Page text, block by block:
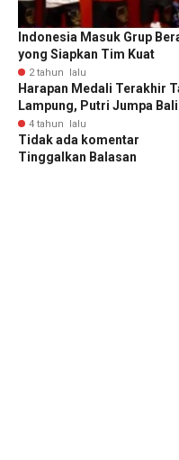
Indonesia Masuk Grup
yong Siapkan Tim Kuat
2 tahun lalu
Harapan Medali Terakhir
Lampung, Putri Jumpa Bali
4 tahun lalu
Tidak ada komentar
Tinggalkan Balasan